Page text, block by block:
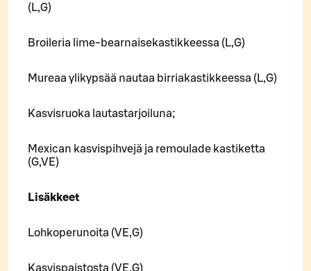
(L,G)
Broileria lime-bearnaisekastikkeessa (L,G)
Mureaa ylikypsää nautaa birriakastikkeessa (L,G)
Kasvisruoka lautastarjoiluna;
Mexican kasvispihvejä ja remoulade kastiketta
(G,VE)
Lisäkkeet
Lohkoperunoita (VE,G)
Kasvispaistosta (VE,G)